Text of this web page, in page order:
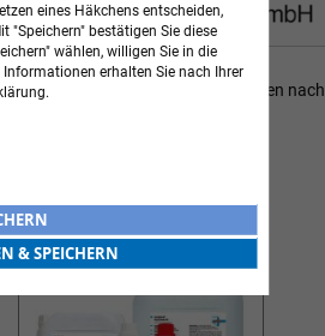
Sortieren nach
INSTRUMENTENREINIGUNG
eines Häkchens entscheiden,
"Speichern" bestätigen Sie diese
wählen, willigen Sie in die
erhalten Sie nach Ihrer
& SPEICHERN